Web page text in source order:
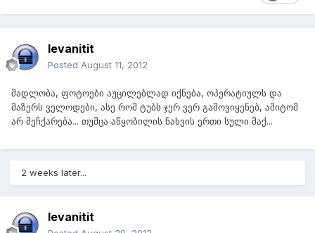
levanitit
Posted August 11, 2012
მადლობა, ფოტოები აუცილებლად იქნება, ოპერატიულს და
მაზერს ველოდები, ასე რომ ტუბს ჯერ ვერ გამოვიყენებ, ამიტომ
არ მეჩქარება... თუმცა აწყობილის ნახვის ერთი სული მაქ...
2 weeks later...
levanitit